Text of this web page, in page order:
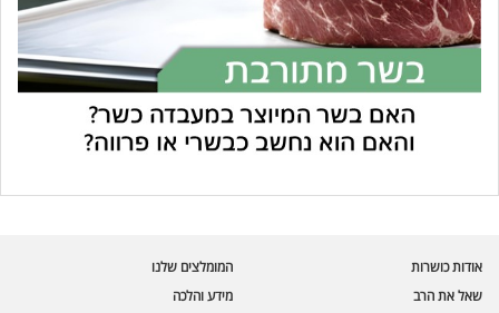
אודות כושרות
שאל את הרב
המומלצים שלנו
מידע והלכה
🪲 בדיקת חרקים